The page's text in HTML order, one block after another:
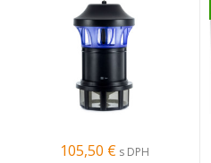
105,50 € s DPH